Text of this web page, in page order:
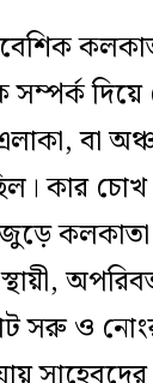
সম্পর্ক
বা
। কার চোখ
কলকাতা
সরু ও